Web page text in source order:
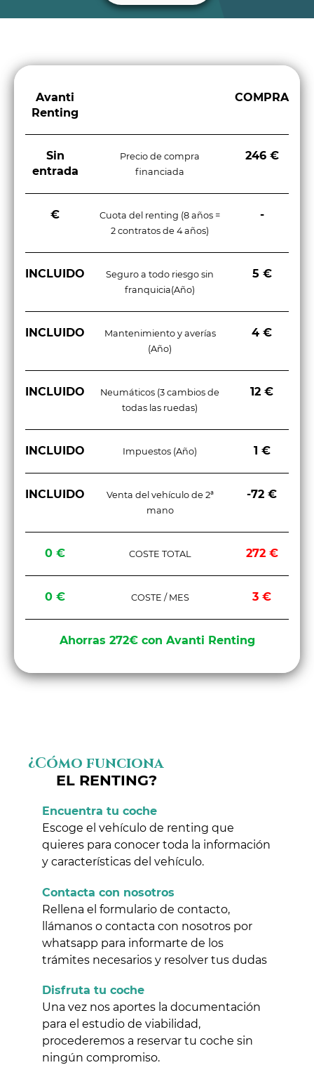
Avanti
Renting
COMPRA
Sin
entrada
Precio de compra
financiada
246 €
€
Cuota del renting (8 años =
2 contratos de 4 años)
-
INCLUIDO
Seguro a todo riesgo sin
franquicia(Año)
5 €
INCLUIDO
Mantenimiento y averías
(Año)
4 €
INCLUIDO
Neumáticos (3 cambios de
todas las ruedas)
12 €
INCLUIDO Impuestos (Año) 1 €
INCLUIDO
Venta del vehículo de 2ª
mano
-72 €
0 € COSTE TOTAL 272 €
0 € COSTE / MES 3 €
Ahorras 272€ con Avanti Renting
¿Cómo funciona
EL RENTING?
Encuentra tu coche
Escoge el vehículo de renting que
quieres para conocer toda la información
y características del vehículo.
Contacta con nosotros
Rellena el formulario de contacto,
llámanos o contacta con nosotros por
whatsapp para informarte de los
trámites necesarios y resolver tus dudas
Disfruta tu coche
Una vez nos aportes la documentación
para el estudio de viabilidad,
procederemos a reservar tu coche sin
ningún compromiso.